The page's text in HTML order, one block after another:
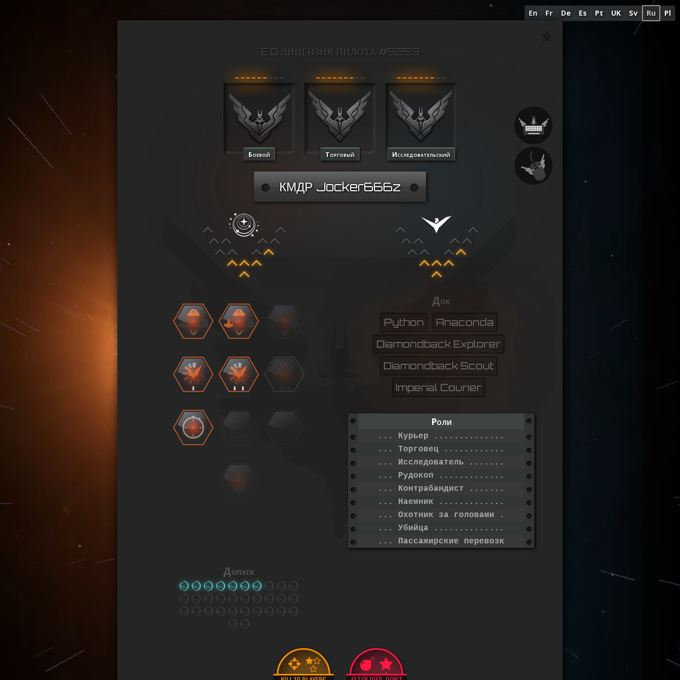
En Fr De Es Pt UK Sv Ru Pl
E:D ЛИЦЕНЗИЯ ПИЛОТА #9253
Боевой Торговый Исследовательский
КМДР Jocker666z
BETA
Док
Python
Anaconda
Diamondback Explorer
Diamondback Scout
Imperial Courier
Роли
... Курьер ............................
... Торговец ........................
... Исследователь ..............
... Рудокоп ..........................
... Контрабандист ..............
... Наемник ..........................
... Охотник за головами ....
... Убийца ............................
... Пассажирские перевозки
Допуск